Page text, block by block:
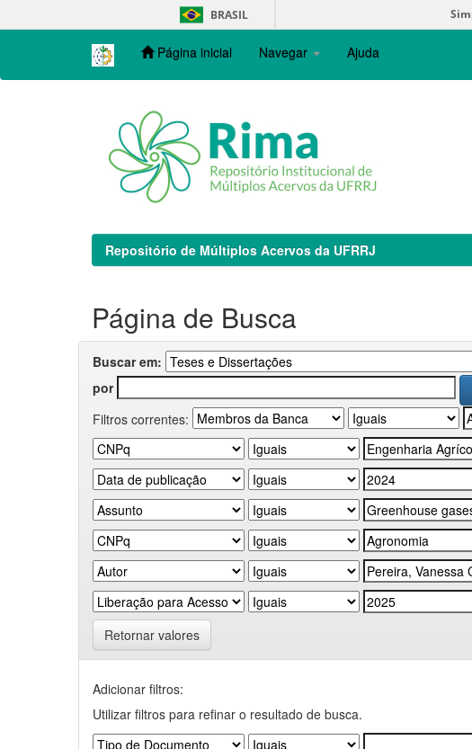
navigation
BRASIL
Página inicial Navegar Ajuda
Repositório de Múltiplos Acervos da UFRRJ
Página de Busca
Buscar em:
por
Filtros correntes:
Retornar valores
Adicionar filtros:
Utilizar filtros para refinar o resultado de busca.